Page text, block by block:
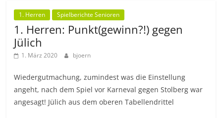
1. Herren Spielberichte Senioren
1. Herren: Punkt(gewinn?!) gegen
Jülich
1. März 2020 bjoern
Wiedergutmachung, zumindest was die Einstellung
angeht, nach dem Spiel vor Karneval gegen Stolberg war
angesagt! Jülich aus dem oberen Tabellendrittel